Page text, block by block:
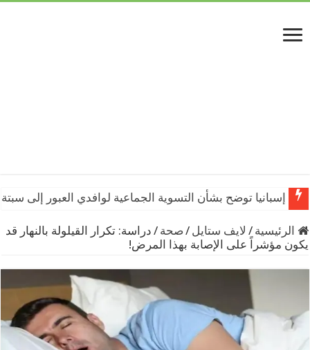
إسبانيا توضح بشأن التسوية الجماعية لوافدي العبور إلى
الرئيسية / لايف ستايل /صحة / دراسة: تكرار القيلولة بالنهار قد
يكون مؤشراً على الإصابة بهذا المرض!